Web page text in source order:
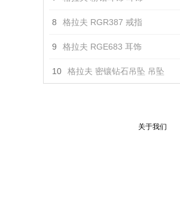
8 格拉夫 RGR387 戒指
9 格拉夫 RGE683 耳饰
10 格拉夫 密镶钻石吊坠 吊坠
关于我们